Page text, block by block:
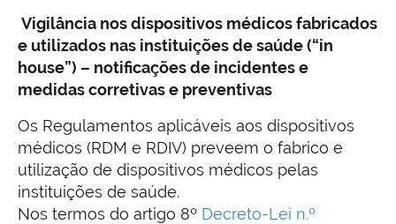
Vigilância nos dispositivos médicos fabricados
e utilizados nas instituições de saúde (“in
house”) – notificações de incidentes e
medidas corretivas e preventivas
Os Regulamentos aplicáveis aos dispositivos
médicos (RDM e RDIV) preveem o fabrico e
utilização de dispositivos médicos pelas
instituições de saúde.
Nos termos do artigo 8º Decreto-Lei n.º